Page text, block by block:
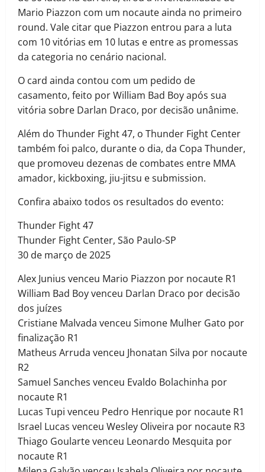
Mario Piazzon com um nocaute ainda no primeiro
round. Vale citar que Piazzon entrou para a luta
com 10 vitórias em 10 lutas e entre as promessas
da categoria no cenário nacional.
O card ainda contou com um pedido de
casamento, feito por William Bad Boy após sua
vitória sobre Darlan Draco, por decisão unânime.
Além do Thunder Fight 47, o Thunder Fight Center
também foi palco, durante o dia, da Copa Thunder,
que promoveu dezenas de combates entre MMA
amador, kickboxing, jiu-jitsu e submission.
Confira abaixo todos os resultados do evento:
Thunder Fight 47
Thunder Fight Center, São Paulo-SP
30 de março de 2025
Alex Junius venceu Mario Piazzon por nocaute R1
William Bad Boy venceu Darlan Draco por decisão
dos juízes
Cristiane Malvada venceu Simone Mulher Gato por
finalização R1
Matheus Arruda venceu Jhonatan Silva por nocaute
R2
Samuel Sanches venceu Evaldo Bolachinha por
nocaute R1
Lucas Tupi venceu Pedro Henrique por nocaute R1
Israel Lucas venceu Wesley Oliveira por nocaute R3
Thiago Goularte venceu Leonardo Mesquita por
nocaute R1